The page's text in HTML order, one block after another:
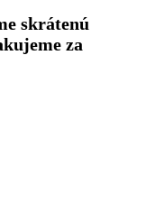
skrátenú
za